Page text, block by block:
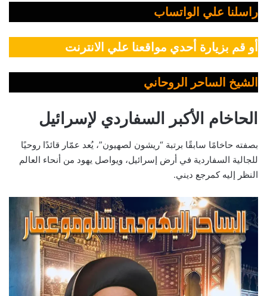
راسلنا علي الواتساب
أو قم بزيارة أحدي مواقعنا علي الانترنت
الشيخ الساحر الروحاني
الحاخام الأكبر السفاردي لإسرائيل
بصفته حاخامًا سابقًا برتبة “ريشون لصهيون”، يُعد عمّار قائدًا روحيًا
للجالية السفاردية في أرض إسرائيل، ويواصل يهود من أنحاء العالم
النظر إليه كمرجع ديني.